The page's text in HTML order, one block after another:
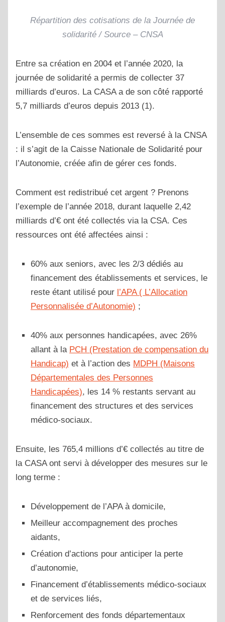
Répartition des cotisations de la Journée de
solidarité / Source – CNSA
Entre sa création en 2004 et l’année 2020, la
journée de solidarité a permis de collecter 37
milliards d’euros. La CASA a de son côté rapporté
5,7 milliards d’euros depuis 2013 (1).
L’ensemble de ces sommes est reversé à la CNSA
: il s’agit de la Caisse Nationale de Solidarité pour
l’Autonomie, créée afin de gérer ces fonds.
Comment est redistribué cet argent ? Prenons
l’exemple de l’année 2018, durant laquelle 2,42
milliards d’€ ont été collectés via la CSA. Ces
ressources ont été affectées ainsi :
60% aux seniors, avec les 2/3 dédiés au
financement des établissements et services, le
reste étant utilisé pour l’APA ( L’Allocation
Personnalisée d’Autonomie) ;
40% aux personnes handicapées, avec 26%
allant à la PCH (Prestation de compensation du
Handicap) et à l’action des MDPH (Maisons
Départementales des Personnes
Handicapées), les 14 % restants servant au
financement des structures et des services
médico-sociaux.
Ensuite, les 765,4 millions d’€ collectés au titre de
la CASA ont servi à développer des mesures sur le
long terme :
Développement de l’APA à domicile,
Meilleur accompagnement des proches
aidants,
Création d’actions pour anticiper la perte
d’autonomie,
Financement d’établissements médico-sociaux
et de services liés,
Renforcement des fonds départementaux